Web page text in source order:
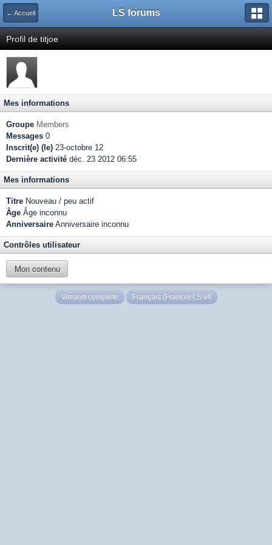
← Accueil LS forums
Profil de titjoe
Mes informations
Groupe Members
Messages 0
Inscrit(e) (le) 23-octobre 12
Dernière activité déc. 23 2012 06:55
Mes informations
Titre Nouveau / peu actif
Âge Âge inconnu
Anniversaire Anniversaire inconnu
Contrôles utilisateur
Mon contenu
Version complète Français (France) LS v4